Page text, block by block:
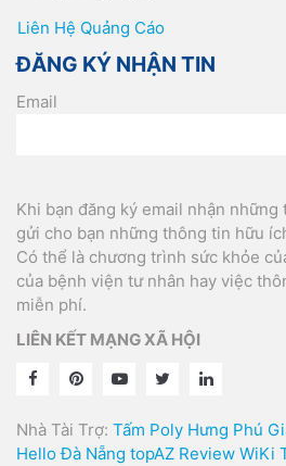
Liên Hệ Quảng Cáo
ĐĂNG KÝ NHẬN TIN
Email
Khi bạn đăng ký email nhận
gửi cho bạn những thông tin hữu
Có thể là chương trình sức khỏe
của bệnh viện tư nhân hay việc
miễn phí.
LIÊN KẾT MẠNG XÃ HỘI
Nhà Tài Trợ: Tấm Poly Hưng Phú
Hello Đà Nẵng topAZ Review WiKi